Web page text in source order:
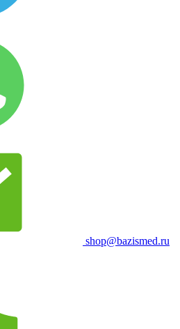
shop@bazismed.ru